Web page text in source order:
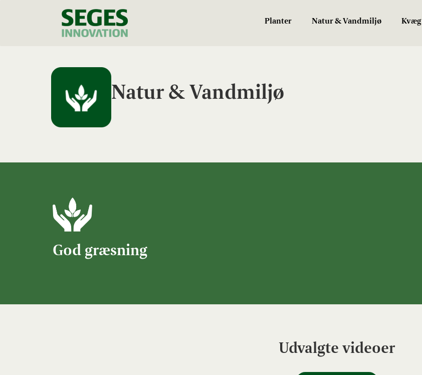
Planter Natur & Vandmiljø Kvæg
Natur & Vandmiljø
God græsning
Udvalgte videoer